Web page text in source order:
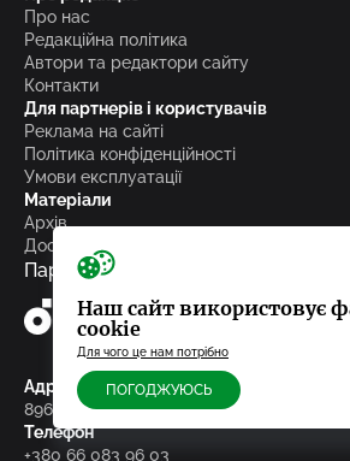
Про нас
Редакційна політика
Автори та редактори сайту
Контакти
Для партнерів і користувачів
Реклама на сайті
Політика конфіденційності
Умови експлуатації
Матеріали
Архів
Досьє
Партнери
Адреса редакції
89600, м.Мукачево, пл. Кирила і
Телефон
+380 66 083 96 03
Наш сайт використовує
cookie
Для чого це нам потрібно
ПОГОДЖУЮСЬ